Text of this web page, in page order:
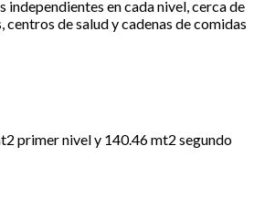
independientes en cada nivel, cerca de
centros de salud y cadenas de comidas
primer nivel y 140.46 mt2 segundo